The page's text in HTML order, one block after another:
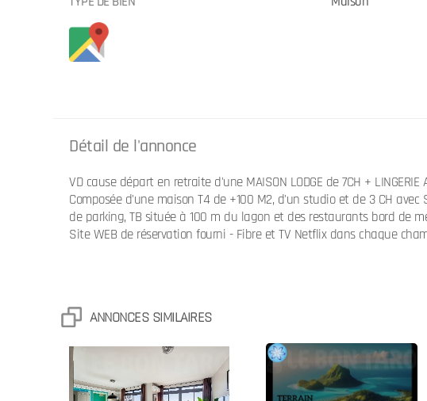
Détail de l'annonce
VD cause départ en retraite d'une MAISON LODGE de 7CH + LINGERIE
Composée d'une maison T4 de +100 M2, d'un studio et de 3 CH
de parking, TB située à 100 m du lagon et des restaurants bord de
Site WEB de réservation fourni - Fibre et TV Netflix dans chaque
ANNONCES SIMILAIRES